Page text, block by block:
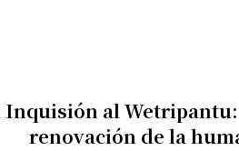
Inquisión al
renovación de la